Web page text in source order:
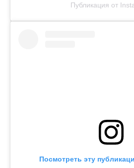
Публикация от
Посмотреть эту